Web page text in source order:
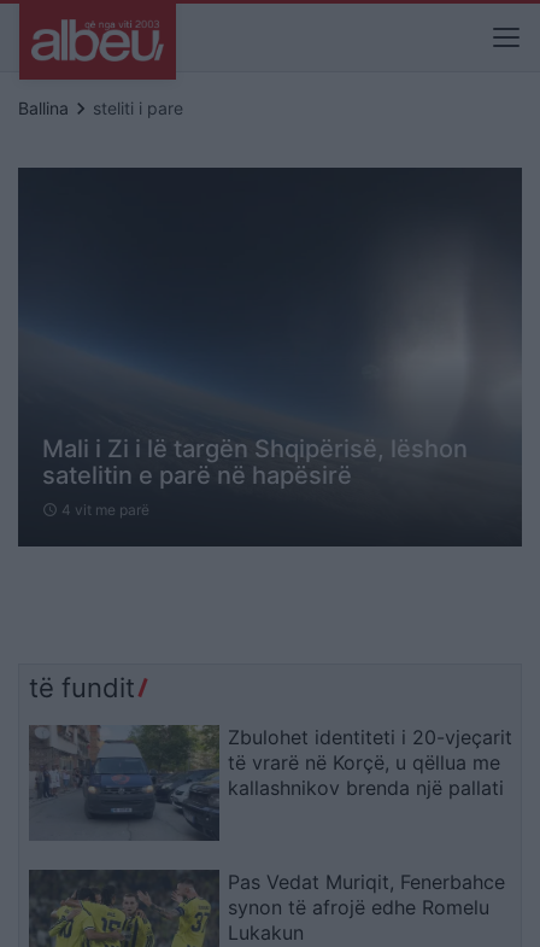
Ballina keyboard_arrow_right steliti i pare
Mali i Zi i lë targën Shqipërisë, lëshon
satelitin e parë në hapësirë
schedule 4 vit me parë
të fundit
Zbulohet identiteti i 20-vjeçarit
të vrarë në Korçë, u qëllua me
kallashnikov brenda një pallati
Pas Vedat Muriqit, Fenerbahce
synon të afrojë edhe Romelu
Lukakun